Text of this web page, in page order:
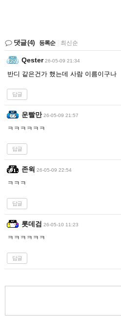
댓글(4) 등록순 최신순
Qester 26-05-09 21:34
반디 같은건가 했는데 사람 이름이구나
답글
운빨만 26-05-09 21:57
ㅋㅋㅋㅋㅋㅋ
답글
존윅 26-05-09 22:54
ㅋㅋㅋ
답글
롯데검 26-05-10 11:23
ㅋㅋㅋㅋㅋㅋ
답글